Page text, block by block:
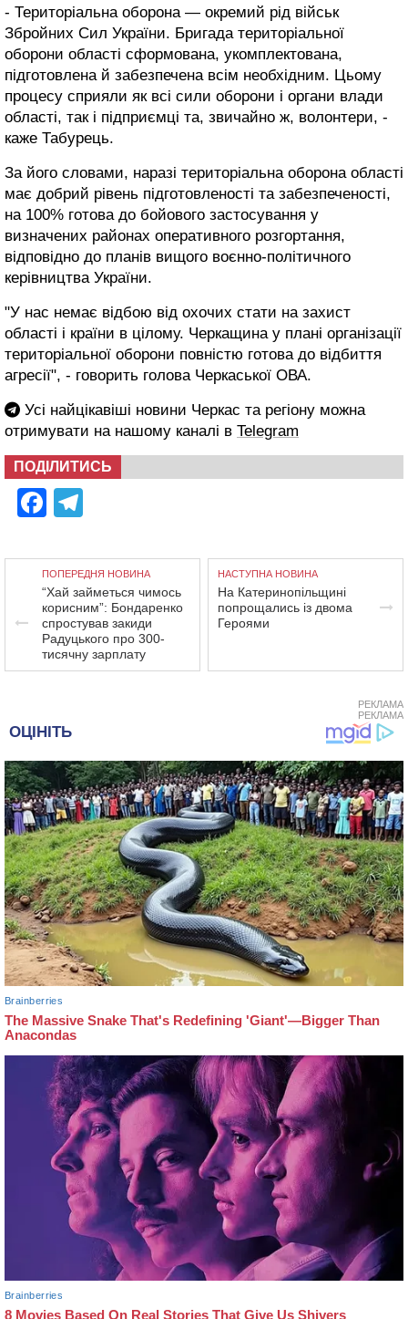
- Територіальна оборона — окремий рід військ
Збройних Сил України. Бригада територіальної
оборони області сформована, укомплектована,
підготовлена й забезпечена всім необхідним. Цьому
процесу сприяли як всі сили оборони і органи влади
області, так і підприємці та, звичайно ж, волонтери, -
каже Табурець.
За його словами, наразі територіальна оборона області
має добрий рівень підготовленості та забезпеченості,
на 100% готова до бойового застосування у
визначених районах оперативного розгортання,
відповідно до планів вищого воєнно-політичного
керівництва України.
"У нас немає відбою від охочих стати на захист
області і країни в цілому. Черкащина у плані організації
територіальної оборони повністю готова до відбиття
агресії", - говорить голова Черкаської ОВА.
Усі найцікавіші новини Черкас та регіону можна
отримувати на нашому каналі в Telegram
ПОДІЛИТИСЬ
Facebook
ПОПЕРЕДНЯ НОВИНА
“Хай займеться чимось
корисним”: Бондаренко
спростував закиди
Радуцького про 300-
тисячну зарплату
НАСТУПНА НОВИНА
На Катеринопільщині
попрощались із двома
Героями
РЕКЛАМА
РЕКЛАМА